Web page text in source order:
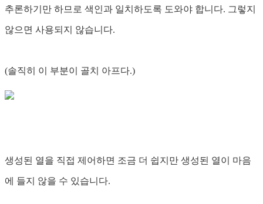
추론하기만 하므로 색인과 일치하도록 도와야 합니다. 그렇지
않으면 사용되지 않습니다.
(솔직히 이 부분이 골치 아프다.)
생성된 열을 직접 제어하면 조금 더 쉽지만 생성된 열이 마음
에 들지 않을 수 있습니다.